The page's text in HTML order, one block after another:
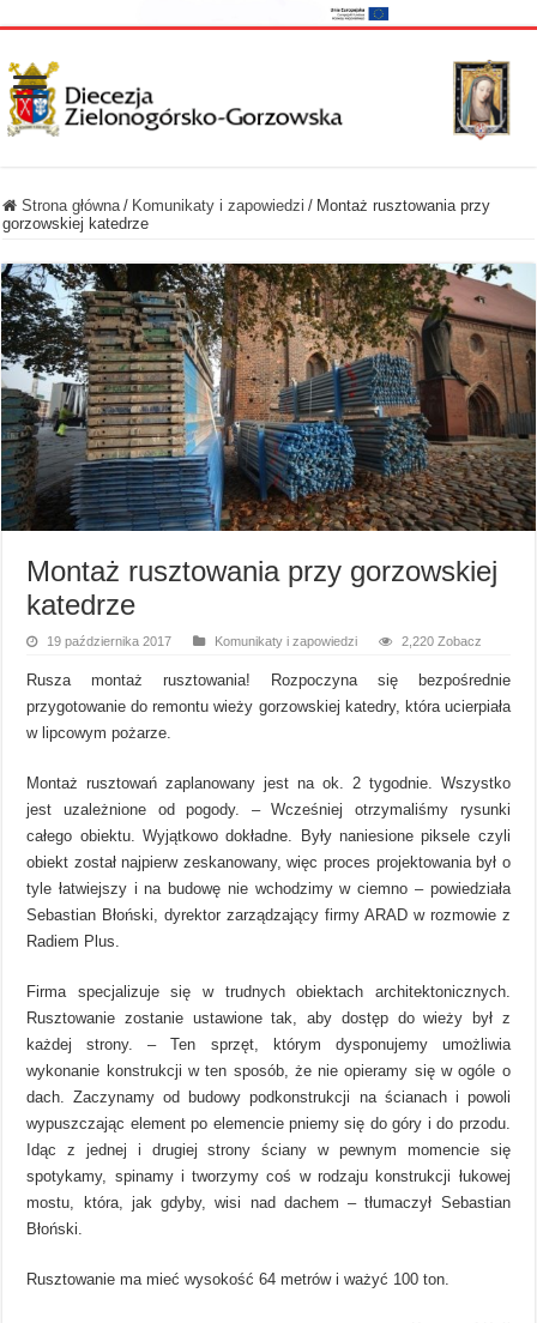
Strona główna / Komunikaty i zapowiedzi / Montaż rusztowania przy
gorzowskiej katedrze
Montaż rusztowania przy gorzowskiej
katedrze
19 października 2017 Komunikaty i zapowiedzi 2,220 Zobacz
Rusza montaż rusztowania! Rozpoczyna się bezpośrednie
przygotowanie do remontu wieży gorzowskiej katedry, która ucierpiała
w lipcowym pożarze.
Montaż rusztowań zaplanowany jest na ok. 2 tygodnie. Wszystko
jest uzależnione od pogody. – Wcześniej otrzymaliśmy rysunki
całego obiektu. Wyjątkowo dokładne. Były naniesione piksele czyli
obiekt został najpierw zeskanowany, więc proces projektowania był o
tyle łatwiejszy i na budowę nie wchodzimy w ciemno – powiedziała
Sebastian Błoński, dyrektor zarządzający firmy ARAD w rozmowie z
Radiem Plus.
Firma specjalizuje się w trudnych obiektach architektonicznych.
Rusztowanie zostanie ustawione tak, aby dostęp do wieży był z
każdej strony. – Ten sprzęt, którym dysponujemy umożliwia
wykonanie konstrukcji w ten sposób, że nie opieramy się w ogóle o
dach. Zaczynamy od budowy podkonstrukcji na ścianach i powoli
wypuszczając element po elemencie pniemy się do góry i do przodu.
Idąc z jednej i drugiej strony ściany w pewnym momencie się
spotykamy, spinamy i tworzymy coś w rodzaju konstrukcji łukowej
mostu, która, jak gdyby, wisi nad dachem – tłumaczył Sebastian
Błoński.
Rusztowanie ma mieć wysokość 64 metrów i ważyć 100 ton.